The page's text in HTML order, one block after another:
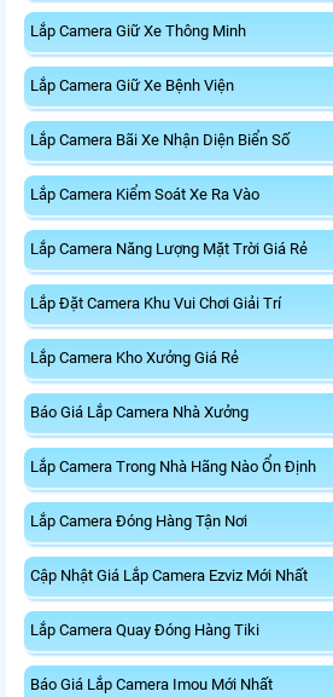
Lắp Camera Giữ Xe Thông Minh
Lắp Camera Giữ Xe Bệnh Viện
Lắp Camera Bãi Xe Nhận Diện Biển Số
Lắp Camera Kiểm Soát Xe Ra Vào
Lắp Camera Năng Lượng Mặt Trời Giá Rẻ
Lắp Đặt Camera Khu Vui Chơi Giải Trí
Lắp Camera Kho Xưởng Giá Rẻ
Báo Giá Lắp Camera Nhà Xưởng
Lắp Camera Trong Nhà Hãng Nào Ổn Định
Lắp Camera Đóng Hàng Tận Nơi
Cập Nhật Giá Lắp Camera Ezviz Mới Nhất
Lắp Camera Quay Đóng Hàng Tiki
Báo Giá Lắp Camera Imou Mới Nhất